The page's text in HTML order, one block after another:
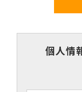
個人情